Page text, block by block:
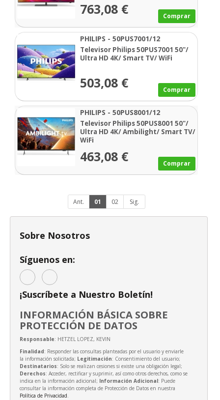
763,08 € Comprar
PHILIPS - 50PUS7001/12
Televisor Philips 50PUS7001 50"/
Ultra HD 4K/ Smart TV/ WiFi
503,08 € Comprar
PHILIPS - 50PUS8001/12
Televisor Philips 50PUS8001 50"/
Ultra HD 4K/ Ambilight/ Smart TV/
WiFi
463,08 € Comprar
Ant. 01 02 Sig.
Sobre Nosotros
Síguenos en:
¡Suscríbete a Nuestro Boletín!
INFORMACIÓN BÁSICA SOBRE
PROTECCIÓN DE DATOS
Responsable: HETZEL LOPEZ, KEVIN
Finalidad: Responder las consultas planteadas por el usuario y enviarle
la información solicitada; Legitimación: Consentimiento del usuario;
Destinatarios: Solo se realizan cesiones si existe una obligación legal;
Derechos: Acceder, rectificar y suprimir, así como otros derechos, como se
indica en la información adicional; Información Adicional: Puede
consultar la información completa de Protección de Datos en nuestra
Política de Privacidad.